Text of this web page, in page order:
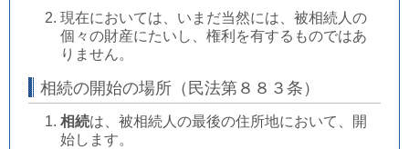
現在においては、いまだ当然には、被相続人の
個々の財産にたいし、権利を有するものではあ
りません。
相続の開始の場所（民法第８８３条）
相続は、被相続人の最後の住所地において、開
始します。